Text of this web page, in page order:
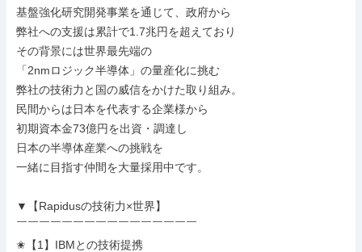
基盤強化研究開発事業を通じて、政府から
弊社への支援は累計で1.7兆円を超えており
その背景には世界最先端の
「2nmロジック半導体」の量産化に挑む
弊社の技術力と国の威信をかけた取り組み。
民間からは日本を代表する企業様から
初期資本金73億円を出資・調達し
日本の半導体産業への挑戦を
一緒に目指す仲間を大量採用中です。
▼【Rapidusの技術力×世界】
￣￣￣￣￣￣￣￣￣￣￣￣￣￣￣￣
✬【1】IBMとの技術提携